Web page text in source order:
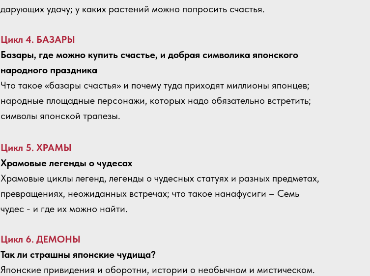
дарующих удачу; у каких растений можно попросить счастья.
Цикл 4. БАЗАРЫ
Базары, где можно купить счастье, и добрая символика японского
народного праздника
Что такое «базары счастья» и почему туда приходят миллионы японцев;
народные площадные персонажи, которых надо обязательно встретить;
символы японской трапезы.
Цикл 5. ХРАМЫ
Храмовые легенды о чудесах
Храмовые циклы легенд, легенды о чудесных статуях и разных предметах,
превращениях, неожиданных встречах; что такое нанафусиги – Семь
чудес - и где их можно найти.
Цикл 6. ДЕМОНЫ
Так ли страшны японские чудища?
Японские привидения и оборотни, истории о необычном и мистическом.